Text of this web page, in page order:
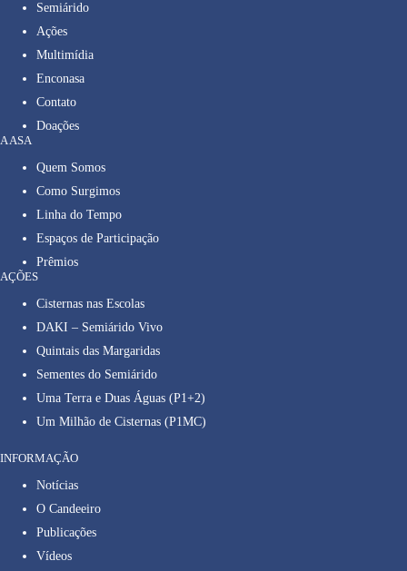
Semiárido
Ações
Multimídia
Enconasa
Contato
Doações
A ASA
Quem Somos
Como Surgimos
Linha do Tempo
Espaços de Participação
Prêmios
AÇÕES
Cisternas nas Escolas
DAKI – Semiárido Vivo
Quintais das Margaridas
Sementes do Semiárido
Uma Terra e Duas Águas (P1+2)
Um Milhão de Cisternas (P1MC)
INFORMAÇÃO
Notícias
O Candeeiro
Publicações
Vídeos